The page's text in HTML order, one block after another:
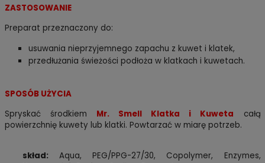
ZASTOSOWANIE
Preparat przeznaczony do:
usuwania nieprzyjemnego zapachu z kuwet i klatek,
przedłużania świeżości podłoża w klatkach i kuwetach.
SPOSÓB UŻYCIA
Spryskać środkiem Mr. Smell Klatka i Kuweta całą
powierzchnię kuwety lub klatki. Powtarzać w miarę potrzeb.
skład: Aqua, PEG/PPG-27/30, Copolymer, Enzymes,